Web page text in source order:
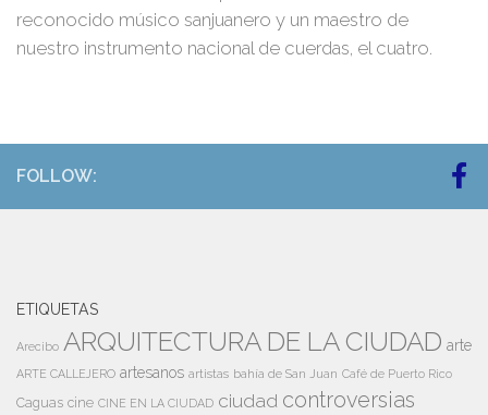
reconocido músico sanjuanero y un maestro de
nuestro instrumento nacional de cuerdas, el cuatro.
FOLLOW:
ETIQUETAS
Arecibo ARQUITECTURA DE LA CIUDAD arte
ARTE CALLEJERO artesanos artistas bahía de San Juan Café de Puerto Rico
Caguas cine CINE EN LA CIUDAD ciudad controversias